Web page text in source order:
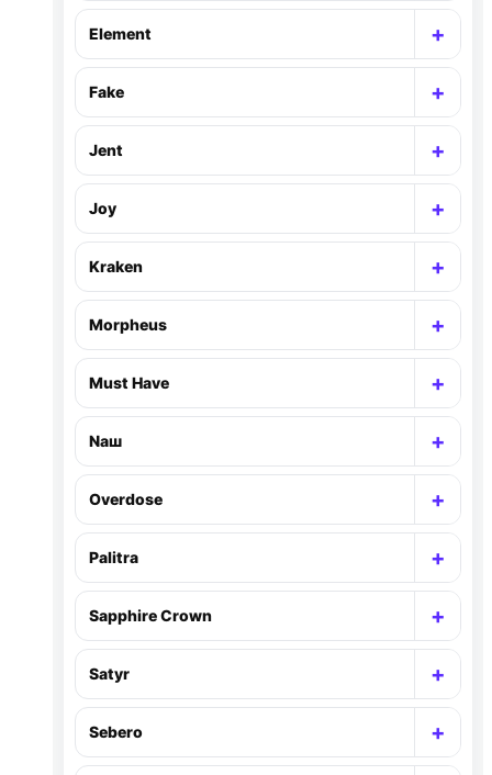
Element +
Fake +
Jent +
Joy +
Kraken +
Morpheus +
Must Have +
Nаш +
Overdose +
Palitra +
Sapphire Crown +
Satyr +
Sebero +